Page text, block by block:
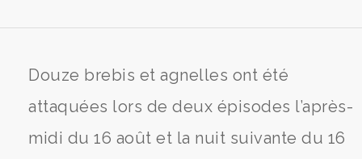
Douze brebis et agnelles ont été
attaquées lors de deux épisodes l’après-
midi du 16 août et la nuit suivante du 16